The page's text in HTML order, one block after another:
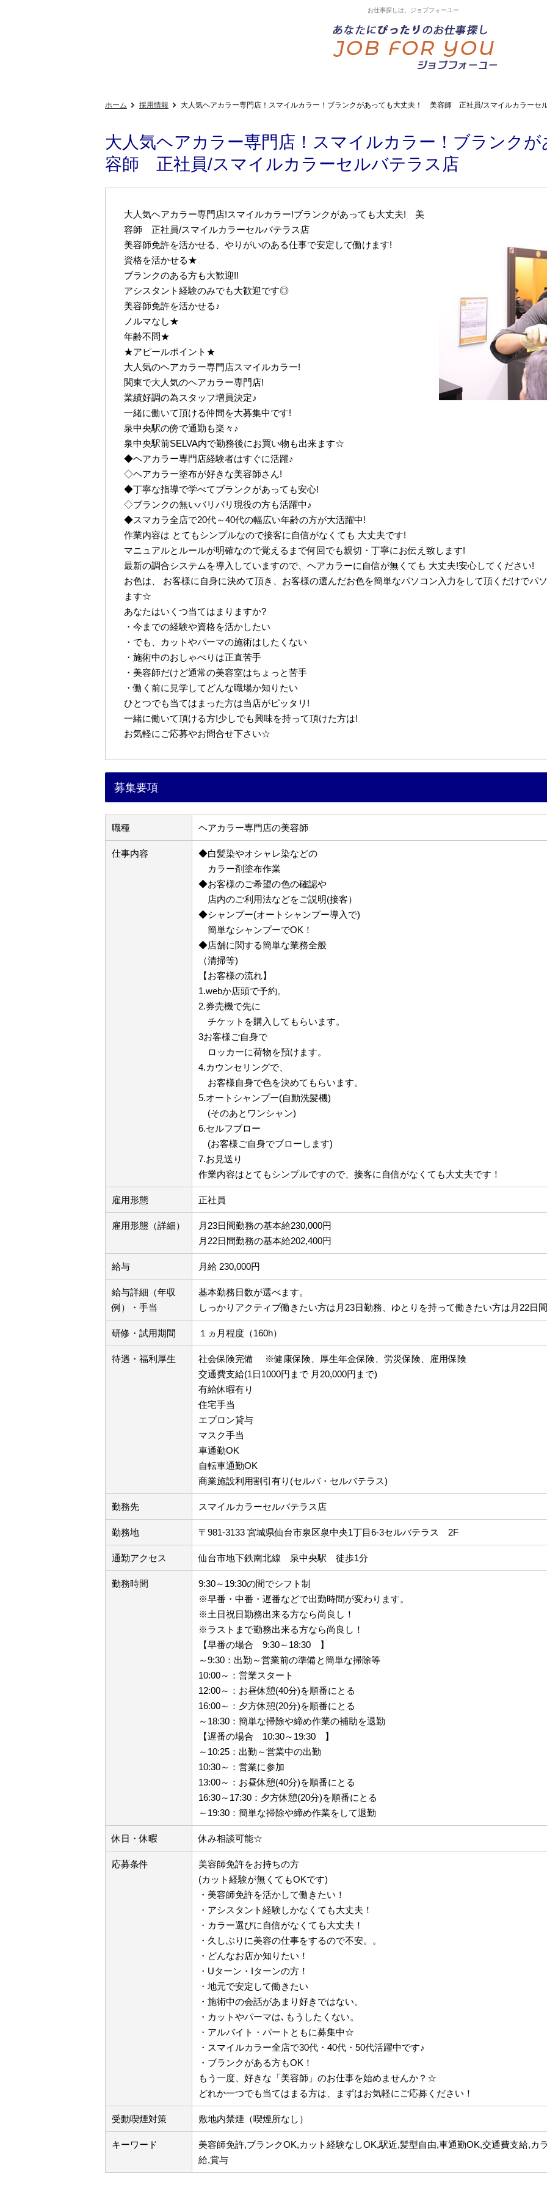
お仕事探しは、ジョブフォーユー
ホーム 採用情報 大人気ヘアカラー専門店！スマイルカラー！ブランクがあっても大丈夫！ 美容師 正社員/スマイルカラーセ
大人気ヘアカラー専門店！スマイルカラー！ブランク
容師 正社員/スマイルカラーセルバテラス店
大人気ヘアカラー専門店!スマイルカラー!ブランクがあっても大丈夫! 美
容師 正社員/スマイルカラーセルバテラス店
美容師免許を活かせる、やりがいのある仕事で安定して働けます!
資格を活かせる★
ブランクのある方も大歓迎!!
アシスタント経験のみでも大歓迎です◎
美容師免許を活かせる♪
ノルマなし★
年齢不問★
★アピールポイント★
大人気のヘアカラー専門店スマイルカラー!
関東で大人気のヘアカラー専門店!
業績好調の為スタッフ増員決定♪
一緒に働いて頂ける仲間を大募集中です!
泉中央駅の傍で通勤も楽々♪
泉中央駅前SELVA内で勤務後にお買い物も出来ます☆
◆ヘアカラー専門店経験者はすぐに活躍♪
◇ヘアカラー塗布が好きな美容師さん!
◆丁寧な指導で学べてブランクがあっても安心!
◇ブランクの無いバリバリ現役の方も活躍中♪
◆スマカラ全店で20代～40代の幅広い年齢の方が大活躍中!
作業内容は とてもシンプルなので接客に自信がなくても 大丈夫です!
マニュアルとルールが明確なので覚えるまで何回でも親切・丁寧にお伝え致します!
最新の調合システムを導入していますので、ヘアカラーに自信が無くても 大丈夫!安心してください!
お色は、 お客様に自身に決めて頂き、お客様の選んだお色を簡単なパソコン入力をして頂くだけでパ
ます☆
あなたはいくつ当てはまりますか?
・今までの経験や資格を活かしたい
・でも、カットやパーマの施術はしたくない
・施術中のおしゃべりは正直苦手
・美容師だけど通常の美容室はちょっと苦手
・働く前に見学してどんな職場か知りたい
ひとつでも当てはまった方は当店がピッタリ!
一緒に働いて頂ける方!少しでも興味を持って頂けた方は!
お気軽にご応募やお問合せ下さい☆
募集要項
職種 ヘアカラー専門店の美容師
仕事内容
◆白髪染やオシャレ染などの
カラー剤塗布作業
◆お客様のご希望の色の確認や
店内のご利用法などをご説明(接客）
◆シャンプー(オートシャンプー導入で)
簡単なシャンプーでOK！
◆店舗に関する簡単な業務全般
（清掃等)
【お客様の流れ】
1.webか店頭で予約。
2.券売機で先に
チケットを購入してもらいます。
3お客様ご自身で
ロッカーに荷物を預けます。
4.カウンセリングで、
お客様自身で色を決めてもらいます。
5.オートシャンプー(自動洗髪機)
(そのあとワンシャン)
6.セルフブロー
(お客様ご自身でブローします)
7.お見送り
作業内容はとてもシンプルですので、接客に自信がなくても大丈夫です！
雇用形態 正社員
雇用形態（詳細）
月23日間勤務の基本給230,000円
月22日間勤務の基本給202,400円
給与 月給 230,000円
給与詳細（年収
例）・手当
基本勤務日数が選べます。
しっかりアクティブ働きたい方は月23日勤務、ゆとりを持って働きたい方は月22日間
研修・試用期間 １ヵ月程度（160h）
待遇・福利厚生
社会保険完備 ※健康保険、厚生年金保険、労災保険、雇用保険
交通費支給(1日1000円まで 月20,000円まで)
有給休暇有り
住宅手当
エプロン貸与
マスク手当
車通勤OK
自転車通勤OK
商業施設利用割引有り(セルバ・セルバテラス)
勤務先 スマイルカラーセルバテラス店
勤務地 〒981-3133 宮城県仙台市泉区泉中央1丁目6-3セルバテラス 2F
通勤アクセス 仙台市地下鉄南北線 泉中央駅 徒歩1分
勤務時間
9:30～19:30の間でシフト制
※早番・中番・遅番などで出勤時間が変わります。
※土日祝日勤務出来る方なら尚良し！
※ラストまで勤務出来る方なら尚良し！
【早番の場合 9:30～18:30 】
～9:30：出勤～営業前の準備と簡単な掃除等
10:00～：営業スタート
12:00～：お昼休憩(40分)を順番にとる
16:00～：夕方休憩(20分)を順番にとる
～18:30：簡単な掃除や締め作業の補助を退勤
【遅番の場合 10:30～19:30 】
～10:25：出勤～営業中の出勤
10:30～：営業に参加
13:00～：お昼休憩(40分)を順番にとる
16:30～17:30：夕方休憩(20分)を順番にとる
～19:30：簡単な掃除や締め作業をして退勤
休日・休暇 休み相談可能☆
応募条件
美容師免許をお持ちの方
(カット経験が無くてもOKです)
・美容師免許を活かして働きたい！
・アシスタント経験しかなくても大丈夫！
・カラー選びに自信がなくても大丈夫！
・久しぶりに美容の仕事をするので不安。。
・どんなお店か知りたい！
・Uターン・Iターンの方！
・地元で安定して働きたい
・施術中の会話があまり好きではない。
・カットやパーマは､もうしたくない。
・アルバイト・パートともに募集中☆
・スマイルカラー全店で30代・40代・50代活躍中です♪
・ブランクがある方もOK！
もう一度、好きな「美容師」のお仕事を始めませんか？☆
どれか一つでも当てはまる方は、まずはお気軽にご応募ください！
受動喫煙対策 敷地内禁煙（喫煙所なし）
キーワード
美容師免許,ブランクOK,カット経験なしOK,駅近,髪型自由,車通勤OK,交通費支給,カ
給,賞与